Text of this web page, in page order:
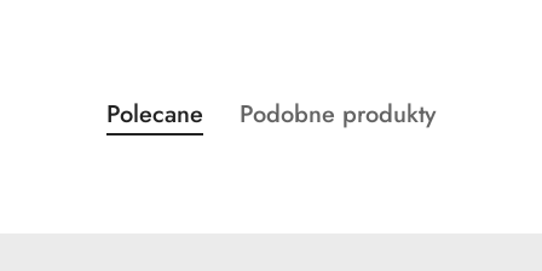
Pomiń karuzelę produktów
Produkty
o
Polecane
Produkty
Podobne produkty